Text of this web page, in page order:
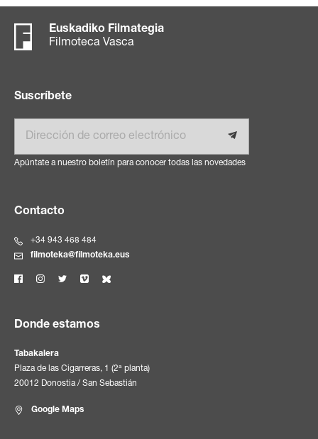
Euskadiko Filmategia
Filmoteca Vasca
Suscríbete
Apúntate a nuestro boletín para conocer todas las novedades
Contacto
+34 943 468 484
filmoteka@filmoteka.eus
Donde estamos
Tabakalera
Plaza de las Cigarreras, 1 (2ª planta)
20012 Donostia / San Sebastián
Google Maps